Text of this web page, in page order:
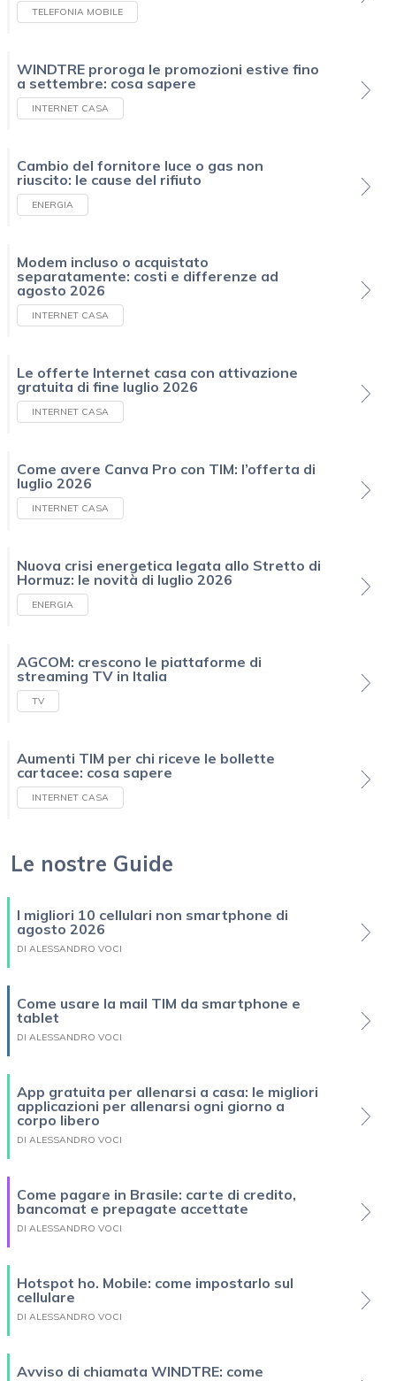
TELEFONIA MOBILE
WINDTRE proroga le promozioni estive fino
a settembre: cosa sapere
INTERNET CASA
Cambio del fornitore luce o gas non
riuscito: le cause del rifiuto
ENERGIA
Modem incluso o acquistato
separatamente: costi e differenze ad
agosto 2026
INTERNET CASA
Le offerte Internet casa con attivazione
gratuita di fine luglio 2026
INTERNET CASA
Come avere Canva Pro con TIM: l’offerta di
luglio 2026
INTERNET CASA
Nuova crisi energetica legata allo Stretto di
Hormuz: le novità di luglio 2026
ENERGIA
AGCOM: crescono le piattaforme di
streaming TV in Italia
TV
Aumenti TIM per chi riceve le bollette
cartacee: cosa sapere
INTERNET CASA
Le nostre Guide
I migliori 10 cellulari non smartphone di
agosto 2026
DI ALESSANDRO VOCI
Come usare la mail TIM da smartphone e
tablet
DI ALESSANDRO VOCI
App gratuita per allenarsi a casa: le migliori
applicazioni per allenarsi ogni giorno a
corpo libero
DI ALESSANDRO VOCI
Come pagare in Brasile: carte di credito,
bancomat e prepagate accettate
DI ALESSANDRO VOCI
Hotspot ho. Mobile: come impostarlo sul
cellulare
DI ALESSANDRO VOCI
Avviso di chiamata WINDTRE: come